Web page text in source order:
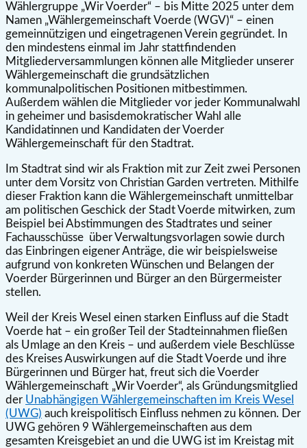
Wählergruppe „Wir Voerder“ – bis Mitte 2025 unter dem
Namen „Wählergemeinschaft Voerde (WGV)“ – einen
gemeinnützigen und eingetragenen Verein gegründet. In
den mindestens einmal im Jahr stattfindenden
Mitgliederversammlungen können alle Mitglieder unserer
Wählergemeinschaft die grundsätzlichen
kommunalpolitischen Positionen mitbestimmen.
Außerdem wählen die Mitglieder vor jeder Kommunalwahl
in geheimer und basisdemokratischer Wahl alle
Kandidatinnen und Kandidaten der Voerder
Wählergemeinschaft für den Stadtrat.
Im Stadtrat sind wir als Fraktion mit zur Zeit zwei Personen
unter dem Vorsitz von Christian Garden vertreten. Mithilfe
dieser Fraktion kann die Wählergemeinschaft unmittelbar
am politischen Geschick der Stadt Voerde mitwirken, zum
Beispiel bei Abstimmungen des Stadtrates und seiner
Fachausschüsse über Verwaltungsvorlagen sowie durch
das Einbringen eigener Anträge, die wir beispielsweise
aufgrund von konkreten Wünschen und Belangen der
Voerder Bürgerinnen und Bürger an den Bürgermeister
stellen.
Weil der Kreis Wesel einen starken Einfluss auf die Stadt
Voerde hat – ein großer Teil der Stadteinnahmen fließen
als Umlage an den Kreis – und außerdem viele Beschlüsse
des Kreises Auswirkungen auf die Stadt Voerde und ihre
Bürgerinnen und Bürger hat, freut sich die Voerder
Wählergemeinschaft „Wir Voerder“, als Gründungsmitglied
der Unabhängigen Wählergemeinschaften im Kreis Wesel
(UWG) auch kreispolitisch Einfluss nehmen zu können. Der
UWG gehören 9 Wählergemeinschaften aus dem
gesamten Kreisgebiet an und die UWG ist im Kreistag mit